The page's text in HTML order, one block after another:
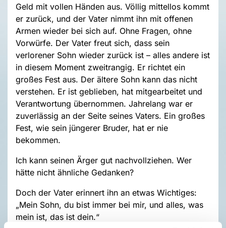
Geld mit vollen Händen aus. Völlig mittellos kommt
er zurück, und der Vater nimmt ihn mit offenen
Armen wieder bei sich auf. Ohne Fragen, ohne
Vorwürfe. Der Vater freut sich, dass sein
verlorener Sohn wieder zurück ist – alles andere ist
in diesem Moment zweitrangig. Er richtet ein
großes Fest aus. Der ältere Sohn kann das nicht
verstehen. Er ist geblieben, hat mitgearbeitet und
Verantwortung übernommen. Jahrelang war er
zuverlässig an der Seite seines Vaters. Ein großes
Fest, wie sein jüngerer Bruder, hat er nie
bekommen.
Ich kann seinen Ärger gut nachvollziehen. Wer
hätte nicht ähnliche Gedanken?
Doch der Vater erinnert ihn an etwas Wichtiges:
„Mein Sohn, du bist immer bei mir, und alles, was
mein ist, das ist dein.“